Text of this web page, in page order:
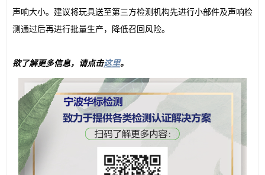
声响大小。建议将玩具送至第三方检测机构先进行小部件及声响检
测通过后再进行批量生产，降低召回风险。
欲了解更多信息，请点击这里。